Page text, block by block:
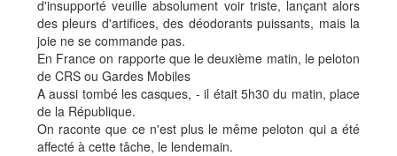
d'insupporté veuille absolument voir triste, lançant alors
des pleurs d'artifices, des déodorants puissants, mais la
joie ne se commande pas.
En France on rapporte que le deuxième matin, le peloton
de CRS ou Gardes Mobiles
A aussi tombé les casques, - il était 5h30 du matin, place
de la République.
On raconte que ce n'est plus le même peloton qui a été
affecté à cette tâche, le lendemain.